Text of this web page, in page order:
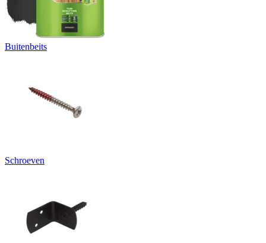
Buitenbeits
Schroeven